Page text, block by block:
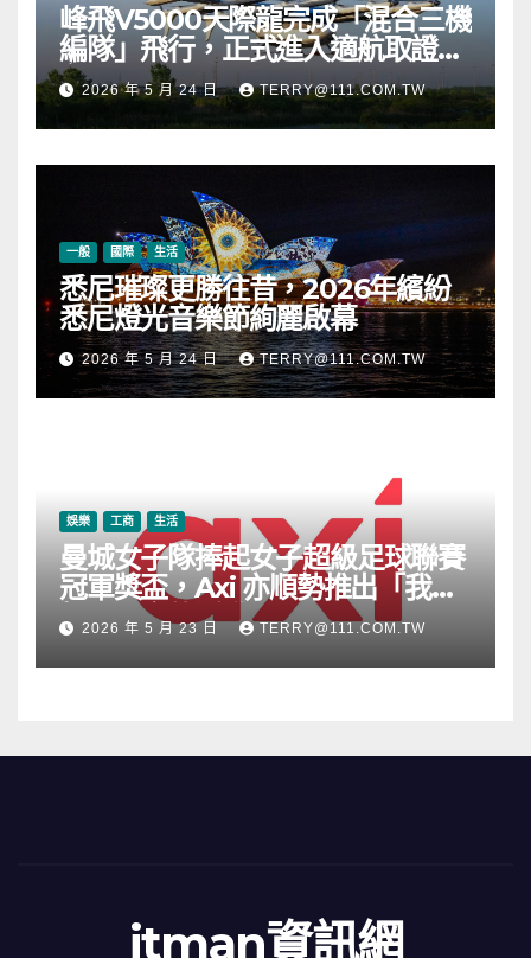
峰飛V5000天際龍完成「混合三機
編隊」飛行，正式進入適航取證階
段2026 年 5 月 24 日 TERRY@111.COM.TW
一般 國際 生活
悉尼璀璨更勝往昔，2026年繽紛
悉尼燈光音樂節絢麗啟幕
2026 年 5 月 24 日 TERRY@111.COM.TW
娛樂 工商 生活
曼城女子隊捧起女子超級足球聯賽
冠軍獎盃，Axi 亦順勢推出「我的
根源」宣傳活動
2026 年 5 月 23 日 TERRY@111.COM.TW
itman資訊網